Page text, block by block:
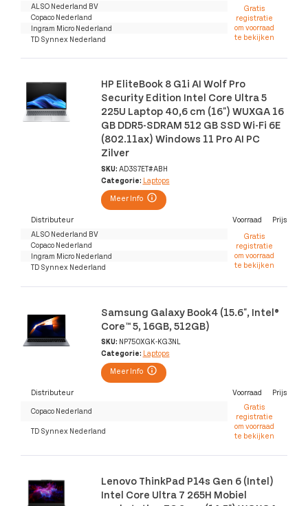
ALSO Nederland BV
Gratis
registratie
om voorraad
te bekijken
Copaco Nederland
Ingram Micro Nederland
TD Synnex Nederland
HP EliteBook 8 G1i AI Wolf Pro
Security Edition Intel Core Ultra 5
225U Laptop 40,6 cm (16") WUXGA 16
GB DDR5-SDRAM 512 GB SSD Wi-Fi 6E
(802.11ax) Windows 11 Pro AI PC
Zilver
SKU: AD3S7ET#ABH
Categorie: Laptops
Meer Info
Distributeur Voorraad
Prijs
ALSO Nederland BV
Gratis
registratie
om voorraad
te bekijken
Copaco Nederland
Ingram Micro Nederland
TD Synnex Nederland
Samsung Galaxy Book4 (15.6", Intel®
Core™ 5, 16GB, 512GB)
SKU: NP750XGK-KG3NL
Categorie: Laptops
Meer Info
Distributeur Voorraad Prijs
Copaco Nederland
Gratis
registratie
om voorraad
te bekijken
TD Synnex Nederland
Lenovo ThinkPad P14s Gen 6 (Intel)
Intel Core Ultra 7 265H Mobiel